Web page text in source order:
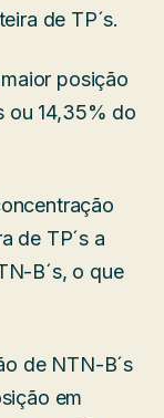
de TP´s.
posição
ou 14,35% do
de TP´s a
B´s, o que
de NTN-B´s
em